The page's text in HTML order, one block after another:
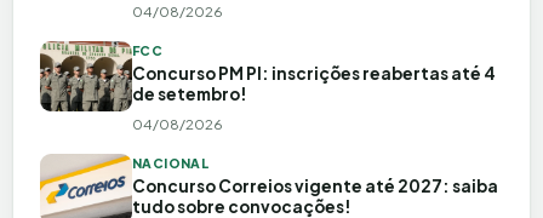
04/08/2026
FCC
Concurso PM PI: inscrições reabertas até 4
de setembro!
04/08/2026
NACIONAL
Concurso Correios vigente até 2027: saiba
tudo sobre convocações!